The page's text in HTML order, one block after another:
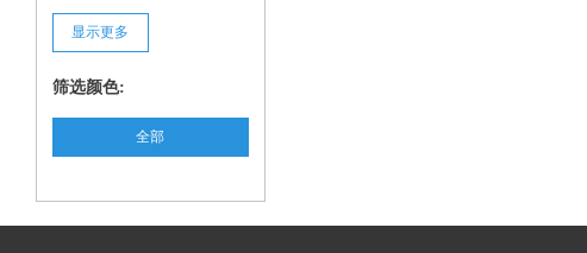
显示更多
筛选颜色:
全部